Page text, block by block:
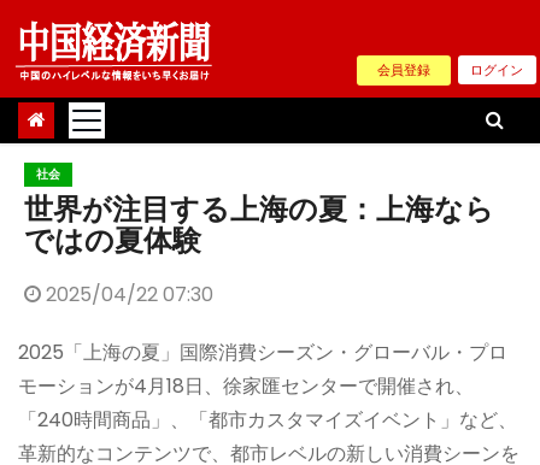
Skip
content
会員登録 ログイン
社会
世界が注目する上海の夏：上海なら
ではの夏体験
2025/04/22 07:30
2025「上海の夏」国際消費シーズン・グローバル・プロ
モーションが4月18日、徐家匯センターで開催され、
「240時間商品」、「都市カスタマイズイベント」など、
革新的なコンテンツで、都市レベルの新しい消費シーンを